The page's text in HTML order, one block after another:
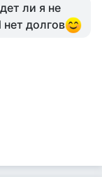
ли я не
долгов